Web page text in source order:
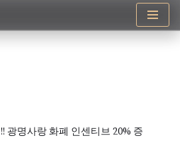
광명사랑 화폐 인센티브 20% 증